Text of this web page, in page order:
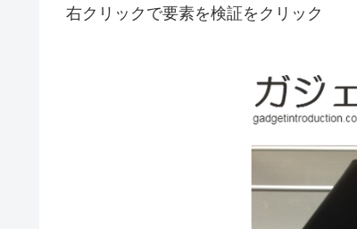
右クリックで要素を検証をクリック